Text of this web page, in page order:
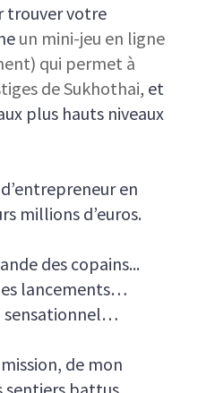
trouver votre
un mini-jeu en ligne
qui permet à
de Sukhothai, et
plus hauts niveaux
en
millions d’euros.
des copains...
lancements…
sensationnel…
de mon